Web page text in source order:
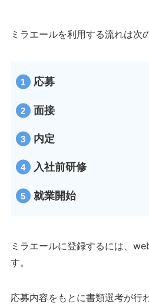
ミラエールを利用する流れは次
応募
面接
内定
入社前研修
就業開始
ミラエールに登録するには、
す。
応募内容をもとに書類選考が行